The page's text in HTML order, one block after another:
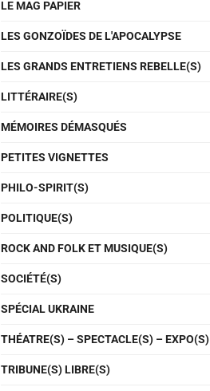
LE MAG PAPIER
LES GONZOÏDES DE L'APOCALYPSE
LES GRANDS ENTRETIENS REBELLE(S)
LITTÉRAIRE(S)
MÉMOIRES DÉMASQUÉS
PETITES VIGNETTES
PHILO-SPIRIT(S)
POLITIQUE(S)
ROCK AND FOLK ET MUSIQUE(S)
SOCIÉTÉ(S)
SPÉCIAL UKRAINE
THÉATRE(S) – SPECTACLE(S) – EXPO(S)
TRIBUNE(S) LIBRE(S)